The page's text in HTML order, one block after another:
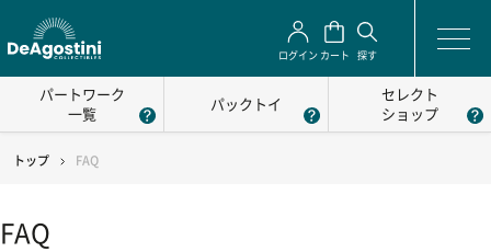
ログイン カート 探す
パートワーク
一覧
パックトイ
セレクト
ショップ
トップ FAQ
FAQ